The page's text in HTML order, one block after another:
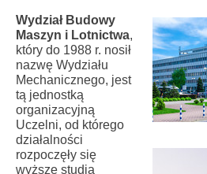
Wydział Budowy
Maszyn i Lotnictwa,
który do 1988 r. nosił
nazwę Wydziału
Mechanicznego, jest
tą jednostką
organizacyjną
Uczelni, od którego
działalności
rozpoczęły się
wyższe studia